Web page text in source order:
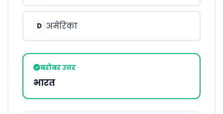
D अमेरिका
बरोबर उत्तर
भारत